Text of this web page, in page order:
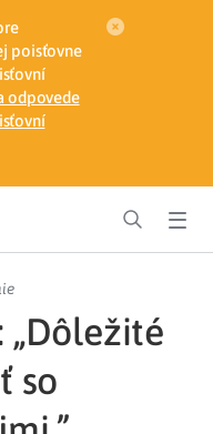
poisťovne
odpovede
„Dôležité
so